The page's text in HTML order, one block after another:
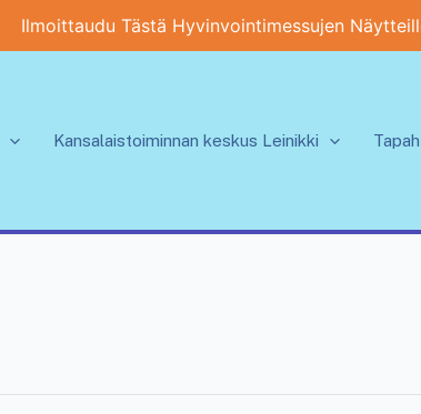
Ilmoittaudu Tästä Hyvinvointimessujen
Kansalaistoiminnan keskus Leinikki